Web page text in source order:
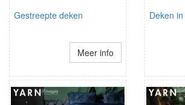
Gestreepte deken
Meer info
Deken